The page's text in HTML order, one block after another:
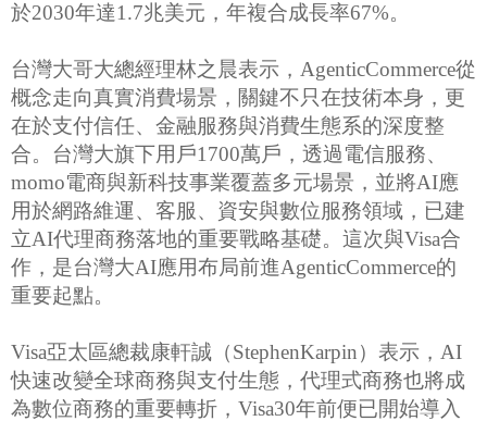
於2030年達1.7兆美元，年複合成長率67%。
台灣大哥大總經理林之晨表示，AgenticCommerce從
概念走向真實消費場景，關鍵不只在技術本身，更
在於支付信任、金融服務與消費生態系的深度整
合。台灣大旗下用戶1700萬戶，透過電信服務、
momo電商與新科技事業覆蓋多元場景，並將AI應
用於網路維運、客服、資安與數位服務領域，已建
立AI代理商務落地的重要戰略基礎。這次與Visa合
作，是台灣大AI應用布局前進AgenticCommerce的
重要起點。
Visa亞太區總裁康軒誠（StephenKarpin）表示，AI
快速改變全球商務與支付生態，代理式商務也將成
為數位商務的重要轉折，Visa30年前便已開始導入